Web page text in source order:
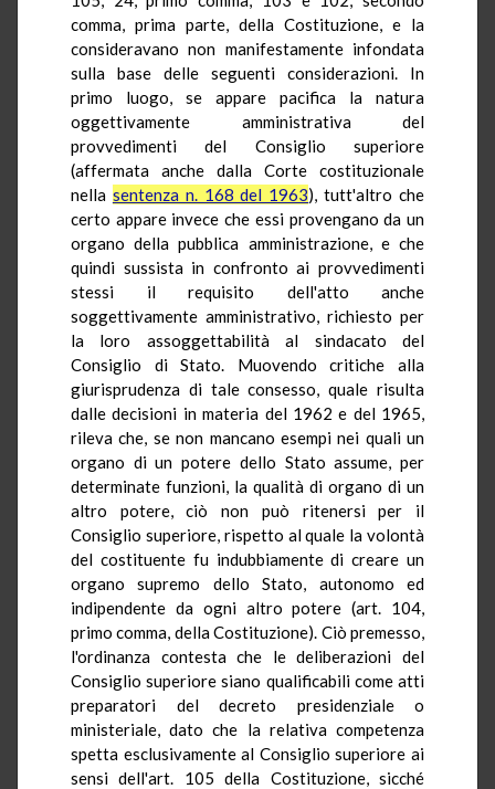
comma, prima parte, della Costituzione, e la
consideravano non manifestamente infondata
sulla base delle seguenti considerazioni. In
primo luogo, se appare pacifica la natura
oggettivamente amministrativa del
provvedimenti del Consiglio superiore
(affermata anche dalla Corte costituzionale
nella sentenza n. 168 del 1963), tutt'altro che
certo appare invece che essi provengano da un
organo della pubblica amministrazione, e che
quindi sussista in confronto ai provvedimenti
stessi il requisito dell'atto anche
soggettivamente amministrativo, richiesto per
la loro assoggettabilità al sindacato del
Consiglio di Stato. Muovendo critiche alla
giurisprudenza di tale consesso, quale risulta
dalle decisioni in materia del 1962 e del 1965,
rileva che, se non mancano esempi nei quali un
organo di un potere dello Stato assume, per
determinate funzioni, la qualità di organo di un
altro potere, ciò non può ritenersi per il
Consiglio superiore, rispetto al quale la volontà
del costituente fu indubbiamente di creare un
organo supremo dello Stato, autonomo ed
indipendente da ogni altro potere (art. 104,
primo comma, della Costituzione). Ciò premesso,
l'ordinanza contesta che le deliberazioni del
Consiglio superiore siano qualificabili come atti
preparatori del decreto presidenziale o
ministeriale, dato che la relativa competenza
spetta esclusivamente al Consiglio superiore ai
sensi dell'art. 105 della Costituzione, sicché